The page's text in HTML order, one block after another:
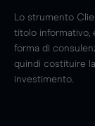
Lo strumento
titolo informativo,
forma di
quindi costituire
investimento.